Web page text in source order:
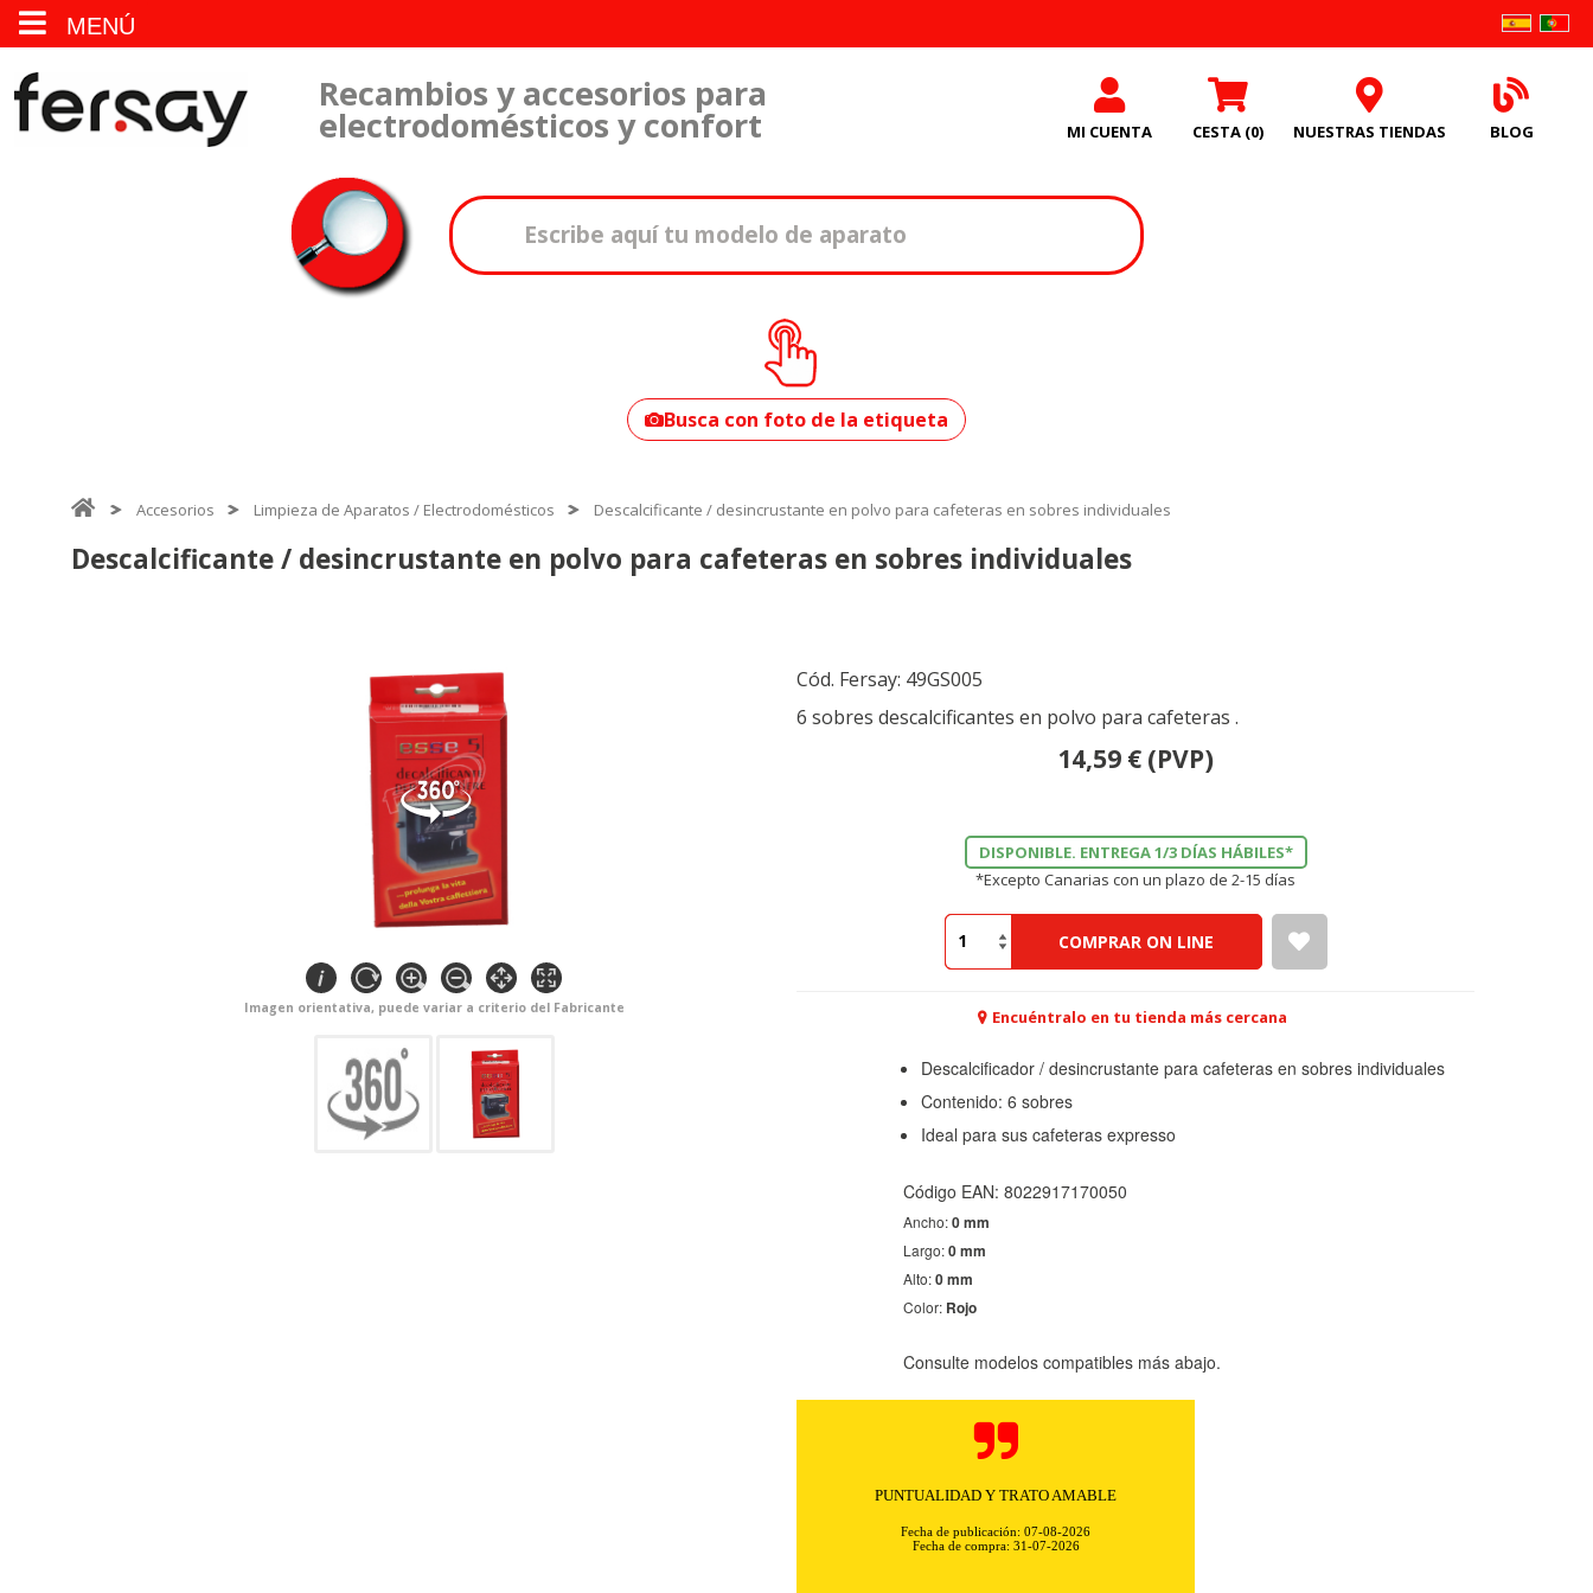
MENÚ
Recambios y accesorios para
electrodomésticos y confort MI CUENTA CESTA (0) NUESTRAS TIENDAS BLOG
tu modelo?
Busca con foto de la etiqueta
Accesorios Limpieza de Aparatos / Electrodomésticos Descalcificante / desincrustante en polvo para cafeteras en sobres individuales
Descalcificante / desincrustante en polvo para cafeteras en sobres individuales
Imagen orientativa, puede variar a criterio del Fabricante
Cód. Fersay: 49GS005
6 sobres descalcificantes en polvo para cafeteras .
14,59 € (PVP)
DISPONIBLE. ENTREGA 1/3 DÍAS HÁBILES*
*Excepto Canarias con un plazo de 2-15 días
COMPRAR ON LINE
Encuéntralo en tu tienda más cercana
Descalcificador / desincrustante para cafeteras en sobres individuales
Contenido: 6 sobres
Ideal para sus cafeteras expresso
Código EAN: 8022917170050
Ancho:0 mm
Largo:0 mm
Alto:0 mm
Color: Rojo
Consulte modelos compatibles más abajo.
Rapidez y excelente comunicación. Todo transcurrió
Fecha de publicación: 07-08-2026
HABILITAR TODO